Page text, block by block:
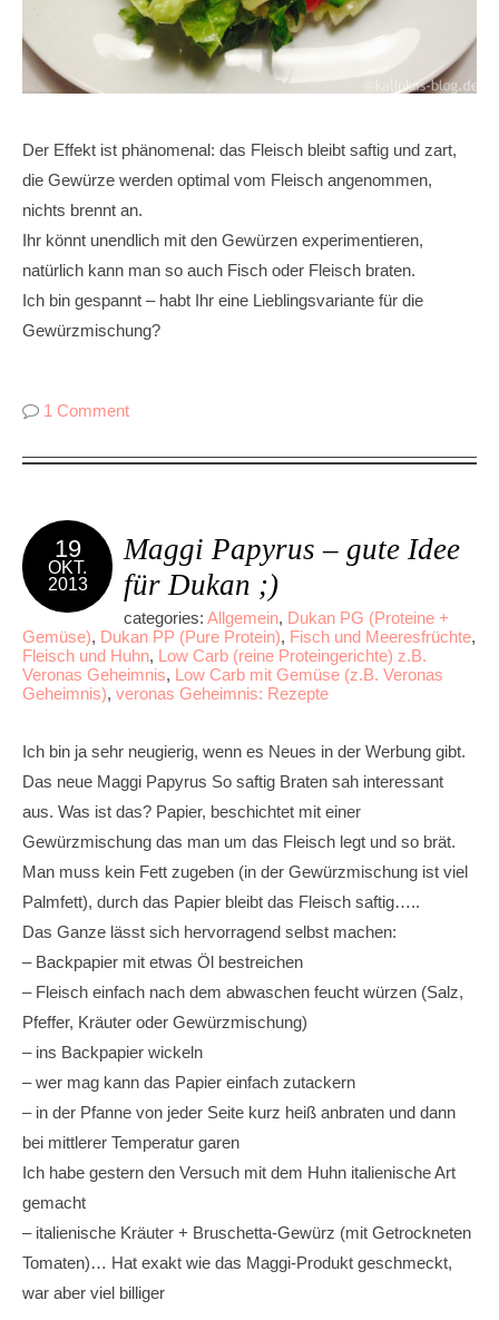
Der Effekt ist phänomenal: das Fleisch bleibt saftig und zart,
die Gewürze werden optimal vom Fleisch angenommen,
nichts brennt an.
Ihr könnt unendlich mit den Gewürzen experimentieren,
natürlich kann man so auch Fisch oder Fleisch braten.
Ich bin gespannt – habt Ihr eine Lieblingsvariante für die
Gewürzmischung?
1 Comment
19
OKT.
2013
Maggi Papyrus – gute Idee
für Dukan ;)
categories: Allgemein, Dukan PG (Proteine +
Gemüse), Dukan PP (Pure Protein), Fisch und Meeresfrüchte,
Fleisch und Huhn, Low Carb (reine Proteingerichte) z.B.
Veronas Geheimnis, Low Carb mit Gemüse (z.B. Veronas
Geheimnis), veronas Geheimnis: Rezepte
Ich bin ja sehr neugierig, wenn es Neues in der Werbung gibt.
Das neue Maggi Papyrus So saftig Braten sah interessant
aus. Was ist das? Papier, beschichtet mit einer
Gewürzmischung das man um das Fleisch legt und so brät.
Man muss kein Fett zugeben (in der Gewürzmischung ist viel
Palmfett), durch das Papier bleibt das Fleisch saftig…..
Das Ganze lässt sich hervorragend selbst machen:
– Backpapier mit etwas Öl bestreichen
– Fleisch einfach nach dem abwaschen feucht würzen (Salz,
Pfeffer, Kräuter oder Gewürzmischung)
– ins Backpapier wickeln
– wer mag kann das Papier einfach zutackern
– in der Pfanne von jeder Seite kurz heiß anbraten und dann
bei mittlerer Temperatur garen
Ich habe gestern den Versuch mit dem Huhn italienische Art
gemacht
– italienische Kräuter + Bruschetta-Gewürz (mit Getrockneten
Tomaten)… Hat exakt wie das Maggi-Produkt geschmeckt,
war aber viel billiger